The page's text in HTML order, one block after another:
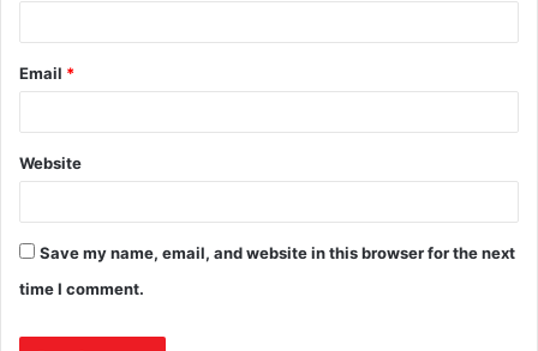
Email *
Website
Save my name, email, and website in this browser for the next
time I comment.